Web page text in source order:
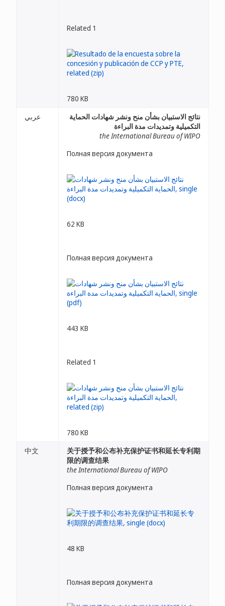
Related 1
780 KB
عربي
نتائج الاستبيان بشأن منح ونشر شهادات الحماية
التكميلية وتمديدات مدة البراءة
the International Bureau of WIPO
Полная версия документа
62 KB
Полная версия документа
443 KB
Related 1
780 KB
中文
关于授予和公布补充保护证书和延长专利期
限的调查结果
the International Bureau of WIPO
Полная версия документа
48 KB
Полная версия документа